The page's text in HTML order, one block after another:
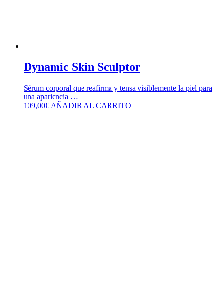
Dynamic Skin Sculptor
Sérum corporal que reafirma y tensa visiblemente la piel para
una apariencia …
109,00€ AÑADIR AL CARRITO